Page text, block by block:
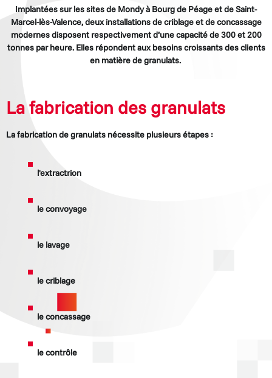
Implantées sur les sites de Mondy à Bourg de Péage et de Saint-
Marcel-lès-Valence, deux installations de criblage et de concassage
modernes disposent respectivement d’une capacité de 300 et 200
tonnes par heure. Elles répondent aux besoins croissants des clients
en matière de granulats.
La fabrication des granulats
La fabrication de granulats nécessite plusieurs étapes :
l'extractrion
le convoyage
le lavage
le criblage
le concassage
le contrôle